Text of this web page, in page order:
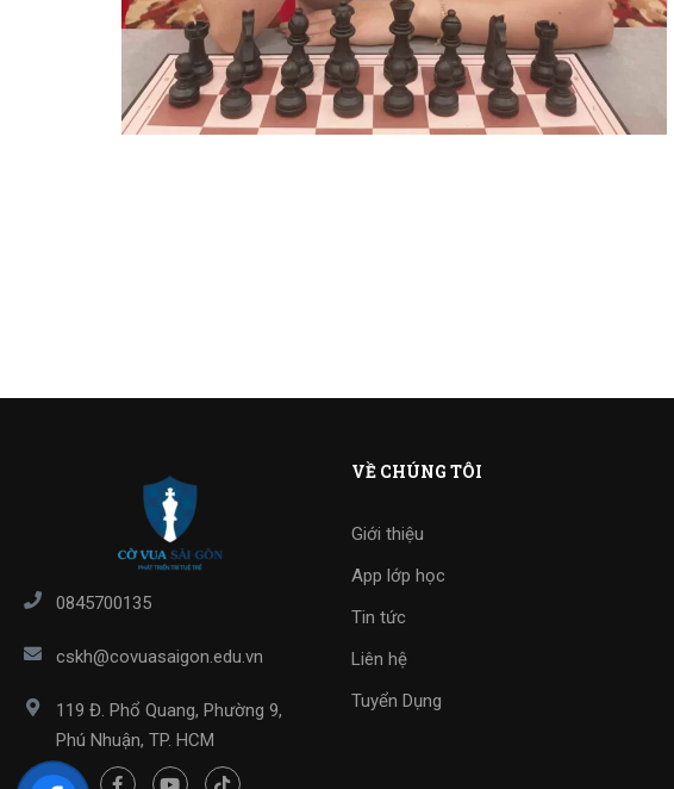
0845700135
cskh@covuasaigon.edu.vn
119 Đ. Phổ Quang, Phường 9,
Phú Nhuận, TP. HCM
VỀ CHÚNG TÔI
Giới thiệu
App lớp học
Tin tức
Liên hệ
Tuyển Dụng